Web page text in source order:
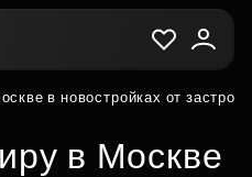
в новостройках от
в Москве